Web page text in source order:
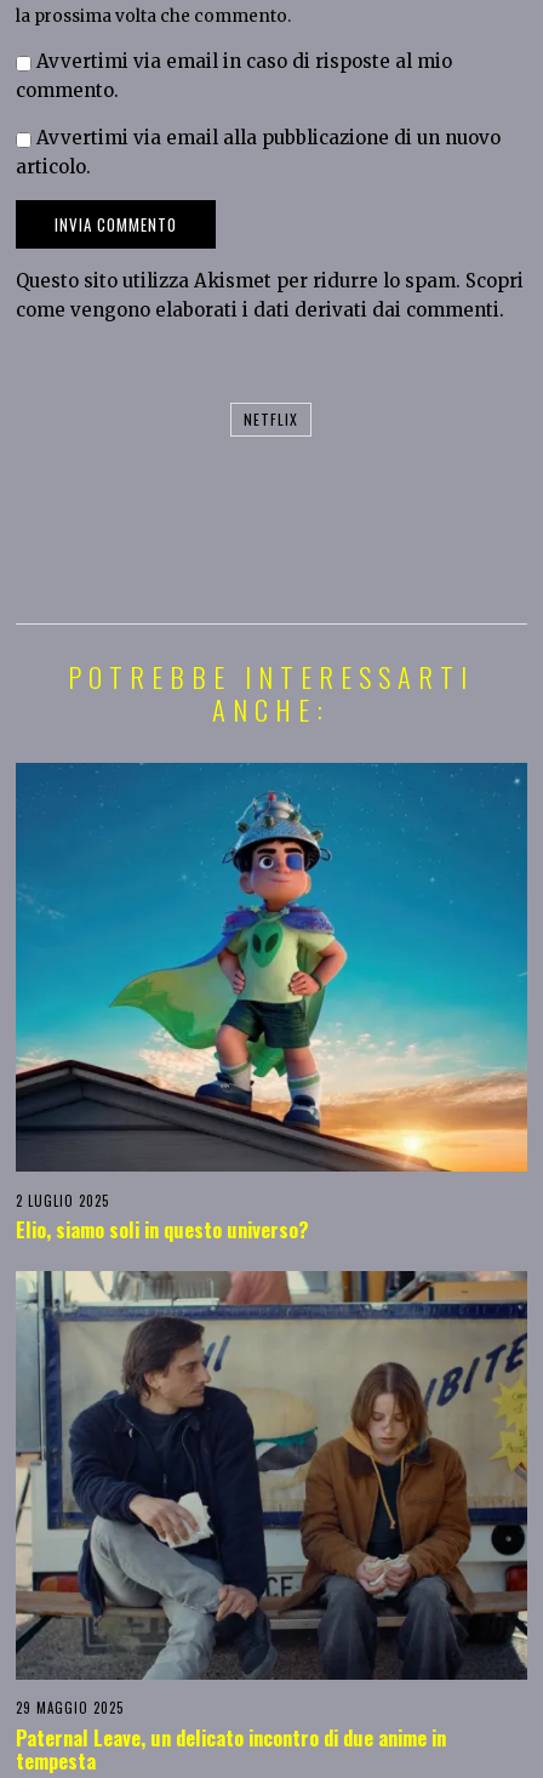
la prossima volta che commento.
Avvertimi via email in caso di risposte al mio
commento.
Avvertimi via email alla pubblicazione di un nuovo
articolo.
Questo sito utilizza Akismet per ridurre lo spam. Scopri
come vengono elaborati i dati derivati dai commenti.
NETFLIX
POTREBBE INTERESSARTI
ANCHE:
2 LUGLIO 2025
Elio, siamo soli in questo universo?
29 MAGGIO 2025
Paternal Leave, un delicato incontro di due anime in
tempesta